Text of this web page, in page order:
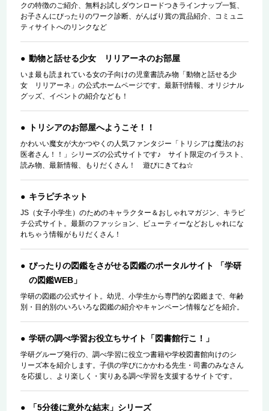
クの特徴のご紹介、無料お試しダウンロードつきラインナップ一覧、
お子さんにぴったりのワーク診断、がんばり賞の賞品紹介、コミュニ
ティサイトへのリンクなど
動物と話せる少女 リリアーネのお部屋
いま最も読まれている女の子向けの児童書読み物「動物と話せる少
女 リリアーネ」の公式ホームページです。最新刊情報、オリジナル
グッズ、イベントの紹介なども！
トリシアのお部屋へようこそ！！
かわいい魔女が大かつやくの人気ファンタジー「トリシアは魔法のお
医者さん！！」シリーズの公式サイトです♪ サイト限定のイラスト、
読み物、最新情報、もりだくさん！ 遊びにきてね☆
キラピチネット
JS（女子小学生）のためのキャラクター＆おしゃれマガジン、キラピ
チ公式サイト。最新のファッション、ビューティーなどおしゃれにな
れちゃう情報がもりだくさん！
ぴったりの図鑑をさがせる図鑑のポータルサイト 「学研
の図鑑WEB」
学研の図鑑の公式サイト。幼児、小学生から専門的な図鑑まで、年齢
別・目的別のいろいろな図鑑の紹介やキャンペーン情報などを紹介。
学研の調べ学習お役立ちサイト「図書館行こ！」
学研グループ発行の、調べ学習に役立つ書籍や学校図書館向けのシ
リーズ本を紹介します。子供の学びにかかわる先生・司書のみなさん
を応援し、より楽しく・実りある調べ学習を支援するサイトです。
「5分後に意外な結末」シリーズ